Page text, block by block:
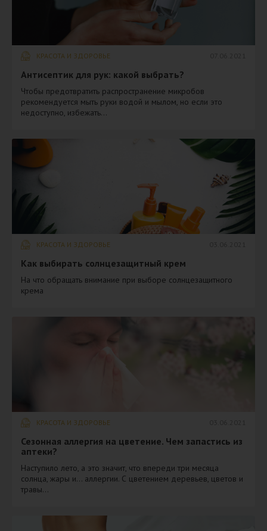
КРАСОТА И ЗДОРОВЬЕ
Антисептик для рук: какой выбрать?
Чтобы предотвратить распространение микробов
рекомендуется мыть руки водой и мылом, но если это
недоступно, избежать...
КРАСОТА И ЗДОРОВЬЕ
​Как выбирать солнцезащитный крем
На что обращать внимание при выборе солнцезащитного
крема
КРАСОТА И ЗДОРОВЬЕ
Сезонная аллергия на цветение. Чем запастись из
аптеки?
Наступило лето, а это значит, что впереди три месяца
солнца, жары и… аллергии. С цветением деревьев, цветов и
травы...